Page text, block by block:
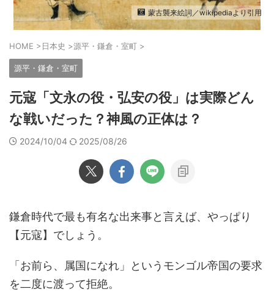
蒙古襲来絵詞／wikipediaより引用
HOME >日本史 >源平・鎌倉・室町 >
源平・鎌倉・室町
元寇「文永の役・弘安の役」は実際どん
な戦いだった？神風の正体は？
2024/10/04 2025/08/26
鎌倉時代で最も有名な出来事と言えば、やっぱり
【元寇】でしょう。
「お前ら、属国になれ」というモンゴル帝国の要求
を二度に渡って拒絶。